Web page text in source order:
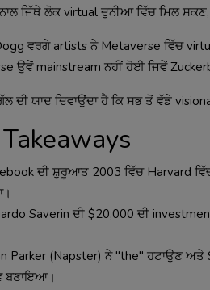
ਜਿੱਥੇ ਲੋਕ virtual ਦੁਨੀਆ ਵਿੱਚ ਮਿਲ
ਵਰਗੇ artists ਨੇ Metaverse ਵਿੱਚ
ਉਵੇਂ mainstream ਨਹੀਂ ਹੋਈ ਜਿਵੇਂ
ਦੀ ਯਾਦ ਦਿਵਾਉਂਦਾ ਹੈ ਕਿ ਸਭ ਤੋਂ ਵੱਡੇ
ਦੀ ਸ਼ੁਰੂਆਤ 2003 ਵਿੱਚ Harvard
Saverin ਦੀ $20,000 ਦੀ
Parker (Napster) ਨੇ "the" ਹਟਾਉਣ ਅਤੇ
ਬਣਾਇਆ।